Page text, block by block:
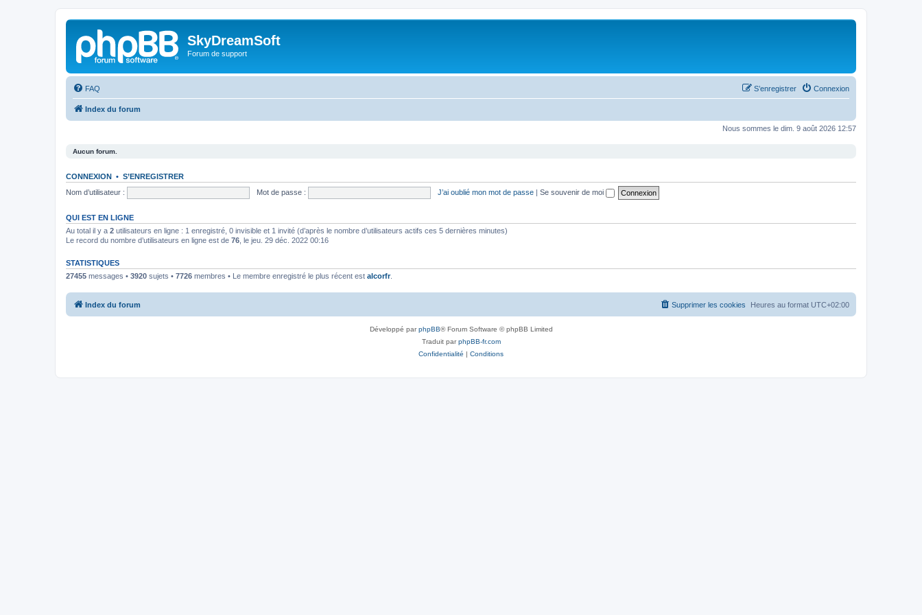
SkyDreamSoft
Forum de support
FAQ Connexion
S’enregistrer
Index du forum
Nous sommes le dim. 9 août 2026 12:57
Aucun forum.
CONNEXION • S’ENREGISTRER
Nom d’utilisateur :
Mot de passe : J’ai oublié mon mot de passe | Se souvenir de moi
QUI EST EN LIGNE
Au total il y a 2 utilisateurs en ligne : 1 enregistré, 0 invisible et 1 invité (d’après le nombre d’utilisateurs actifs ces 5 dernières minutes)
Le record du nombre d’utilisateurs en ligne est de 76 , le jeu. 29 déc. 2022 00:16
STATISTIQUES
27455 messages • 3920 sujets • 7726 membres • Le membre enregistré le plus récent est alcorfr.
Index du forum Heures au format UTC+02:00
Supprimer les cookies
Développé parphpBB® Forum Software © phpBB Limited
Traduit parphpBB-fr.com
Confidentialité | Conditions